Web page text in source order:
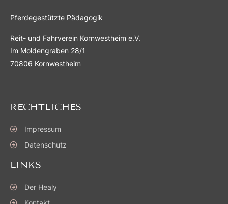
Pferdegestützte Pädagogik
Reit- und Fahrverein Kornwestheim e.V.
Im Moldengraben 28/1
70806 Kornwestheim
RECHTLICHES
Impressum
Datenschutz
LINKS
Der Healy